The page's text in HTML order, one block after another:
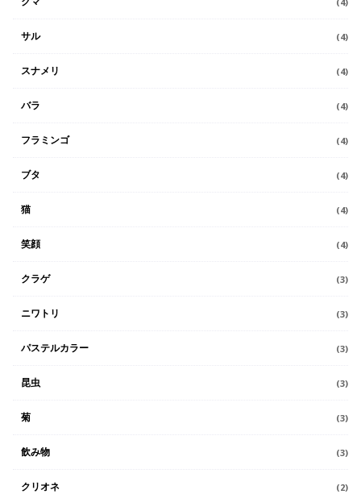
サル (4)
スナメリ (4)
バラ (4)
フラミンゴ (4)
ブタ (4)
猫 (4)
笑顔 (4)
クラゲ (3)
ニワトリ (3)
パステルカラー (3)
昆虫 (3)
菊 (3)
飲み物 (3)
クリオネ (2)